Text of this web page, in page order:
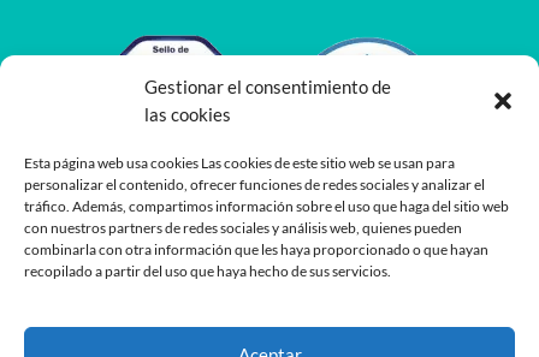
Gestionar el consentimiento de
las cookies
Esta página web usa cookies Las cookies de este sitio web se usan para
personalizar el contenido, ofrecer funciones de redes sociales y analizar el
tráfico. Además, compartimos información sobre el uso que haga del sitio web
con nuestros partners de redes sociales y análisis web, quienes pueden
combinarla con otra información que les haya proporcionado o que hayan
recopilado a partir del uso que haya hecho de sus servicios.